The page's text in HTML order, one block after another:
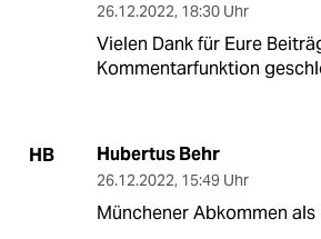
26.12.2022, 18:30 Uhr
Vielen Dank für Eure
Kommentarfunktion
HB Hubertus Behr
26.12.2022, 15:49 Uhr
Münchener Abkommen als